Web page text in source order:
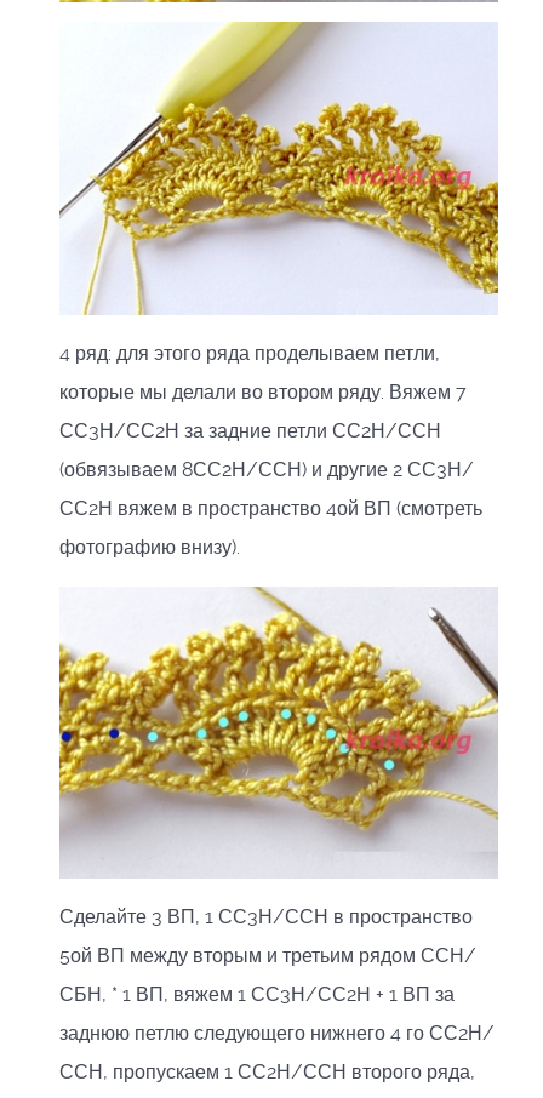
4 ряд: для этого ряда проделываем петли,
которые мы делали во втором ряду. Вяжем 7
СС3Н/СС2Н за задние петли СС2Н/ССН
(обвязываем 8СС2Н/ССН) и другие 2 СС3Н/
СС2Н вяжем в пространство 4ой ВП (смотреть
фотографию внизу).
Сделайте 3 ВП, 1 СС3Н/ССН в пространство
5ой ВП между вторым и третьим рядом ССН/
СБН, * 1 ВП, вяжем 1 СС3Н/СС2Н + 1 ВП за
заднюю петлю следующего нижнего 4 го СС2Н/
ССН, пропускаем 1 СС2Н/ССН второго ряда,